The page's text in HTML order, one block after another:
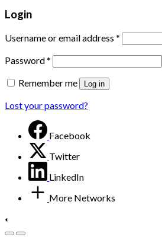
Login
Username or email address *
Password*
Remember me
Log in
Lost your password?
Facebook
Twitter
LinkedIn
More Networks